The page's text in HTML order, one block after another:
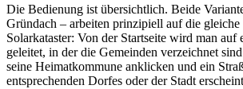
Die Bedienung ist übersichtlich. Beide
Gründach – arbeiten prinzipiell auf die gleiche
Solarkataster: Von der Startseite wird man auf
geleitet, in der die Gemeinden verzeichnet
seine Heimatkommune anklicken und ein
entsprechenden Dorfes oder der Stadt